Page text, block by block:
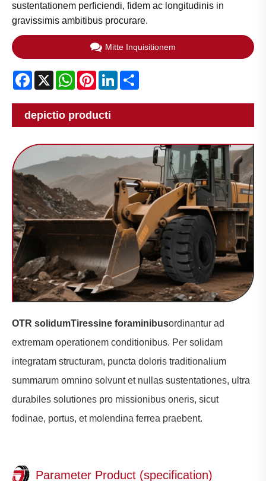
sustentationem perficiendi, fidem ac longitudinis in
gravissimis ambitibus procurare.
Mitte Inquisitionem
Facebook
X WhatsApp
PinterestLinkedIn
depictio producti
OTR solidumTiressine foraminibusordinantur ad
extremam operationem conditionibus. Per solidam
integratam structuram, puncta doloris traditionalium
summarum omnino solvunt et nullas sustentationes, ultra
durabiles solutiones pro missionibus oneris, sicut
fodinae, portus, et molendina ferrea praebent.
Parameter Product (specification)